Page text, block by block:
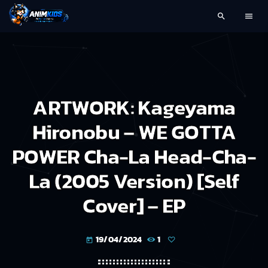
search menu
ARTWORK: Kageyama
Hironobu – WE GOTTA
POWER Cha-La Head-Cha-
La (2005 Version) [Self
Cover] – EP
today 19/04/2024 1